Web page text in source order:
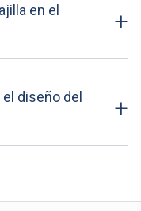
en el
+
diseño del
+